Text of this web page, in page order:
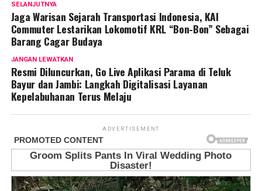
SELANJUTNYA
Jaga Warisan Sejarah Transportasi Indonesia, KAI
Commuter Lestarikan Lokomotif KRL “Bon-Bon” Sebagai
Barang Cagar Budaya
JANGAN LEWATKAN
Resmi Diluncurkan, Go Live Aplikasi Parama di Teluk
Bayur dan Jambi: Langkah Digitalisasi Layanan
Kepelabuhanan Terus Melaju
ADVERTISEMENT